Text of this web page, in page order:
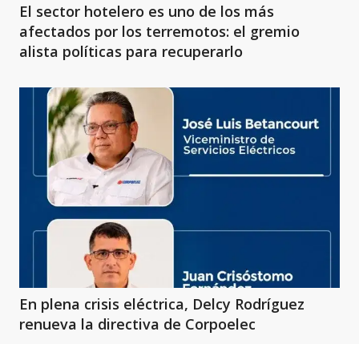
El sector hotelero es uno de los más
afectados por los terremotos: el gremio
alista políticas para recuperarlo
En plena crisis eléctrica, Delcy Rodríguez
renueva la directiva de Corpoelec